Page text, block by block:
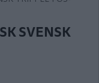
SVENSK